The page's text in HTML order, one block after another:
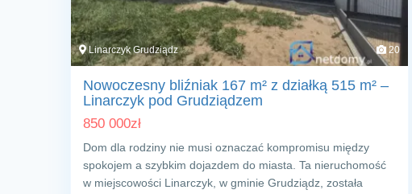
Linarczyk Grudziądz 20
Nowoczesny bliźniak 167 m² z działką 515 m² –
Linarczyk pod Grudziądzem
850 000zł
Dom dla rodziny nie musi oznaczać kompromisu między
spokojem a szybkim dojazdem do miasta. Ta nieruchomość
w miejscowości Linarczyk, w gminie Grudziądz, została